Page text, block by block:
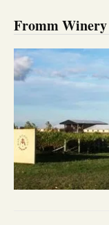
Fromm Winery